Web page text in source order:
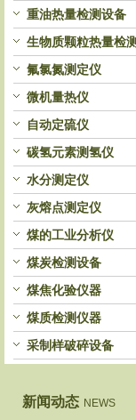
重油热量检测设备
生物质颗粒热量检
氟氯氮测定仪
微机量热仪
自动定硫仪
碳氢元素测氢仪
水分测定仪
灰熔点测定仪
煤的工业分析仪
煤炭检测设备
煤焦化验仪器
煤质检测仪器
采制样破碎设备
新闻动态 NEWS